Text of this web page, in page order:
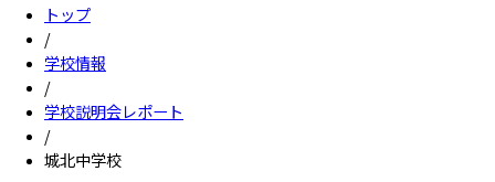
トップ
/
学校情報
/
学校説明会レポート
/
城北中学校